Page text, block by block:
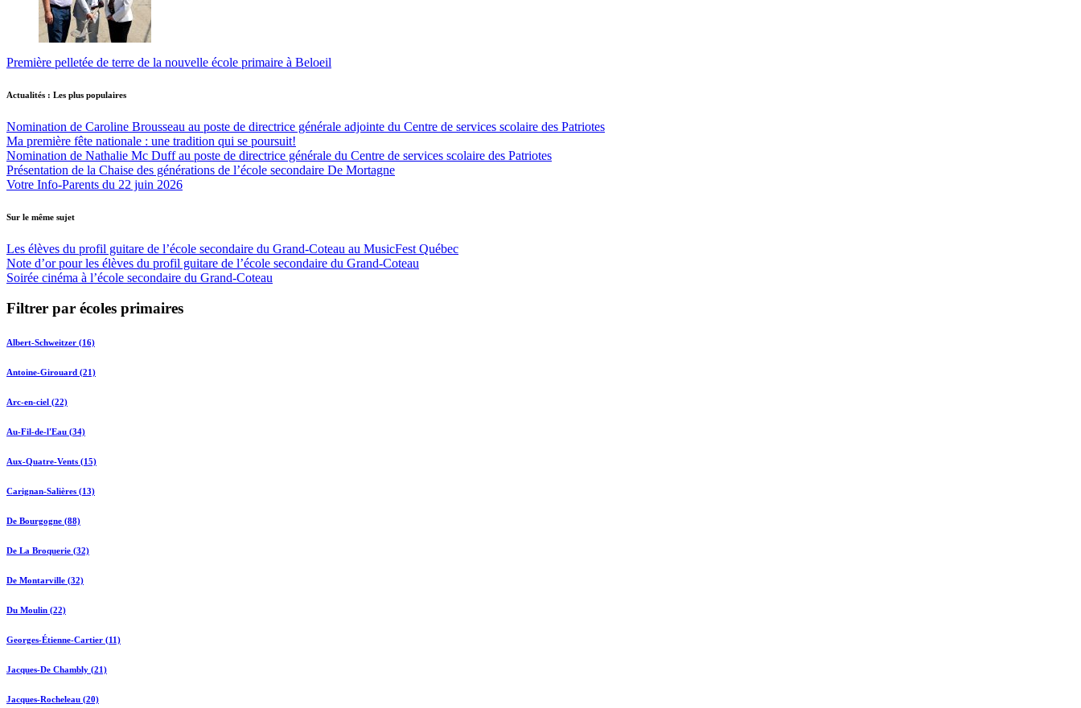
Première pelletée de terre de la nouvelle école primaire à Beloeil
Actualités : Les plus populaires
Nomination de Caroline Brousseau au poste de directrice générale adjointe du Centre de services scolaire des Patriotes
Ma première fête nationale : une tradition qui se poursuit!
Nomination de Nathalie Mc Duff au poste de directrice générale du Centre de services scolaire des Patriotes
Présentation de la Chaise des générations de l’école secondaire De Mortagne
Votre Info-Parents du 22 juin 2026
Sur le même sujet
Les élèves du profil guitare de l’école secondaire du Grand-Coteau au MusicFest Québec
Note d’or pour les élèves du profil guitare de l’école secondaire du Grand-Coteau
Soirée cinéma à l’école secondaire du Grand-Coteau
Filtrer par écoles primaires
Albert-Schweitzer (16)
Antoine-Girouard (21)
Arc-en-ciel (22)
Au-Fil-de-l'Eau (34)
Aux-Quatre-Vents (15)
Carignan-Salières (13)
De Bourgogne (88)
De La Broquerie (32)
De Montarville (32)
Du Moulin (22)
Georges-Étienne-Cartier (11)
Jacques-De Chambly (21)
Jacques-Rocheleau (20)